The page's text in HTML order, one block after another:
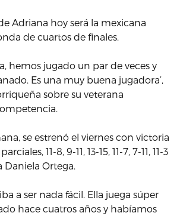
Adriana hoy será la mexicana
de cuartos de finales.
hemos jugado un par de veces y
Es una muy buena jugadora’,
sobre su veterana
se estrenó el viernes con victoria
11-8, 9-11, 13-15, 11-7, 7-11, 11-3
Daniela Ortega.
a ser nada fácil. Ella juega súper
hace cuatros años y habíamos